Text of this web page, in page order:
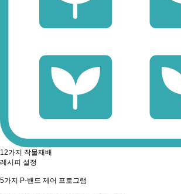
12가지 작물재배
레시피 설정
5가지 P-밴드 제어 프로그램